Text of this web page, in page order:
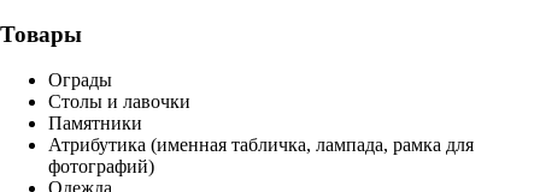
Товары
Ограды
Столы и лавочки
Памятники
Атрибутика (именная табличка, лампада, рамка для
фотографий)